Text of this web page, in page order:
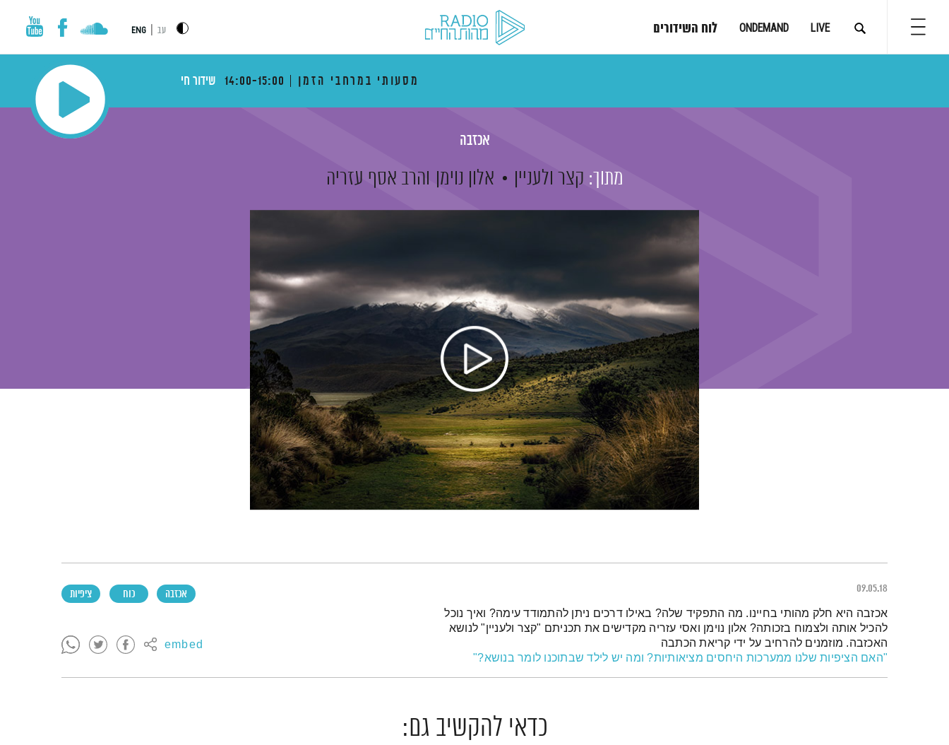
LIVE
ONDEMAND לוח השידורים עב ENG
מסעותי במרחבי הזמן 14:00-15:00 שידור חי
אכזבה
מתוך: קצר ולעניין אלון נוימן והרב אסף עזריה
09.05.18 אכזבה כוח ציפיות
embed
תמצית הפודקאסט
אכזבה היא חלק מהותי בחיינו. מה התפקיד שלה? באילו דרכים ניתן להתמודד עימה? ואיך נוכל
להכיל אותה ולצמוח בזכותה? אלון נוימן ואסי עזריה מקדישים את תכניתם "קצר ולעניין" לנושא
האכזבה. מוזמנים להרחיב על ידי קריאת הכתבה
"האם הציפיות שלנו ממערכות היחסים מציאותיות? ומה יש לילד שבתוכנו לומר בנושא?"
כדאי להקשיב גם: